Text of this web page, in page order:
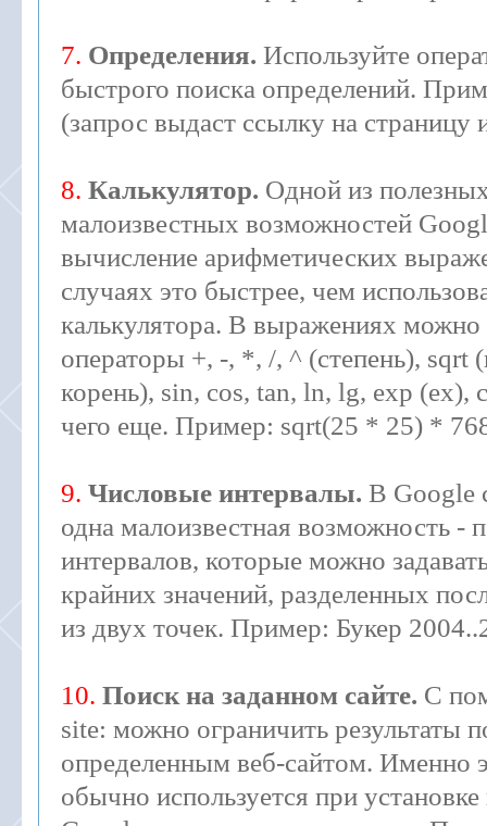
7. Определения. Используйте
быстрого поиска определений.
(запрос выдаст ссылку на страницу
8. Калькулятор. Одной из
малоизвестных возможностей
вычисление арифметических
случаях это быстрее, чем
калькулятора. В выражениях можно
операторы +, -, *, /, ^ (степень), sqrt
корень), sin, cos, tan, ln, lg, exp (ex),
чего еще. Пример: sqrt(25 * 25) *
9. Числовые интервалы. В Google
одна малоизвестная возможность -
интервалов, которые можно
крайних значений, разделенных
из двух точек. Пример: Букер
10. Поиск на заданном сайте. С
site: можно ограничить результаты
определенным веб-сайтом. Именно
обычно используется при